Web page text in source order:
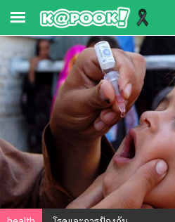
ข่าว-
ความ
รู้
ข่าว
ข่าว
บันเทิง
ตรวจ
หวย